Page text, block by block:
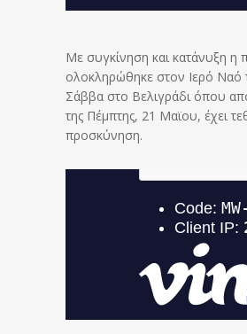
Με συγκίνηση και κατάνυξη η
ολοκληρώθηκε στον Ιερό Ναό
Σάββα στο Βελιγράδι όπου
της Πέμπτης, 21 Μαϊου, έχει
προσκύνηση.